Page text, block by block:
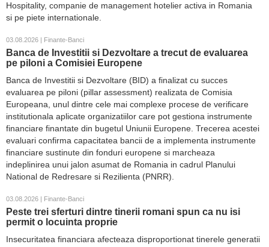
Hospitality, companie de management hotelier activa in Romania
si pe piete internationale.
03.08.2026 | Finante-Banci
Banca de Investitii si Dezvoltare a trecut de evaluarea
pe piloni a Comisiei Europene
Banca de Investitii si Dezvoltare (BID) a finalizat cu succes
evaluarea pe piloni (pillar assessment) realizata de Comisia
Europeana, unul dintre cele mai complexe procese de verificare
institutionala aplicate organizatiilor care pot gestiona instrumente
financiare finantate din bugetul Uniunii Europene. Trecerea acestei
evaluari confirma capacitatea bancii de a implementa instrumente
financiare sustinute din fonduri europene si marcheaza
indeplinirea unui jalon asumat de Romania in cadrul Planului
National de Redresare si Rezilienta (PNRR).
03.08.2026 | Finante-Banci
Peste trei sferturi dintre tinerii romani spun ca nu isi
permit o locuinta proprie
Insecuritatea financiara afecteaza disproportionat tinerele generatii